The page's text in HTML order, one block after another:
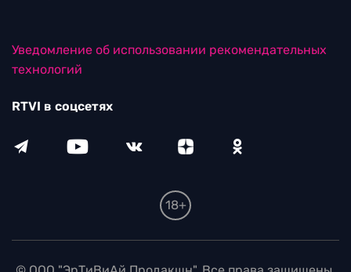
Уведомление об использовании рекомендательных
технологий
RTVI в соцсетях
18+